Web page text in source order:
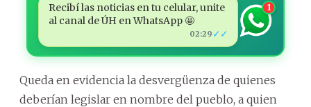
Recibí las noticias en tu celular, unite
al canal de ÚH en WhatsApp 🤩
02:29 ✓✓
1
Queda en evidencia la desvergüenza de quienes
deberían legislar en nombre del pueblo, a quien